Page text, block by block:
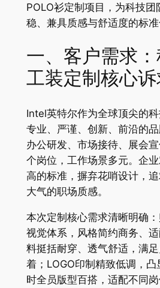
POLO衫定制项目，为科技团
稳、兼具质感与舒适度的标准
一、客户需求
工装定制核心
Intel英特尔作为全球顶尖的
专业、严谨、创新、前沿的
办公研发、市场接待、展会
个岗位，工作场景多元。企
高的标准，摒弃花哨设计，
大气的职场质感。
本次定制核心需求清晰明确
视觉体系，风格简约商务、
料挺括耐穿、透气舒适，满
着；LOGO印制精致低调，
时全员版型百搭，适配不同